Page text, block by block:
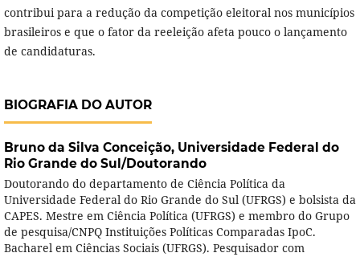
contribui para a redução da competição eleitoral nos municípios
brasileiros e que o fator da reeleição afeta pouco o lançamento
de candidaturas.
BIOGRAFIA DO AUTOR
Bruno da Silva Conceição, Universidade Federal do
Rio Grande do Sul/Doutorando
Doutorando do departamento de Ciência Política da
Universidade Federal do Rio Grande do Sul (UFRGS) e bolsista da
CAPES. Mestre em Ciência Política (UFRGS) e membro do Grupo
de pesquisa/CNPQ Instituições Políticas Comparadas IpoC.
Bacharel em Ciências Sociais (UFRGS). Pesquisador com